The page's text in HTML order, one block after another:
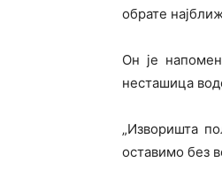
обрате
Он је
несташица
„Изворишта
оставимо без